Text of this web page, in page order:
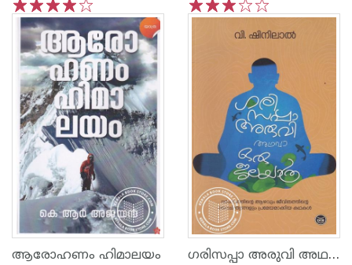
5
4
3
2
1 5
4
3
2
1
ആരോഹണം ഹിമാലയം ഗരിസപ്പാ അരുവി അഥവാ ഒരു ജലയാത്ര